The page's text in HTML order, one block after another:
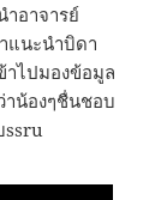
ำอาจารย์
แนะนำบิดา
าไปมองข้อมูล
าน้องๆชื่นชอบ